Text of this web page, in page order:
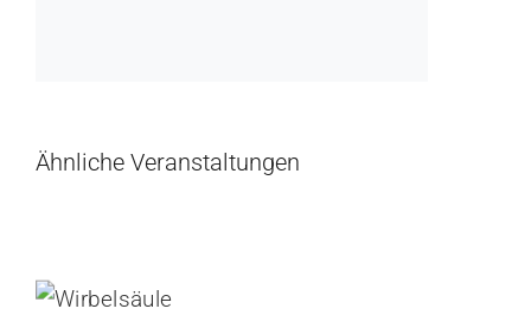
Ähnliche Veranstaltungen